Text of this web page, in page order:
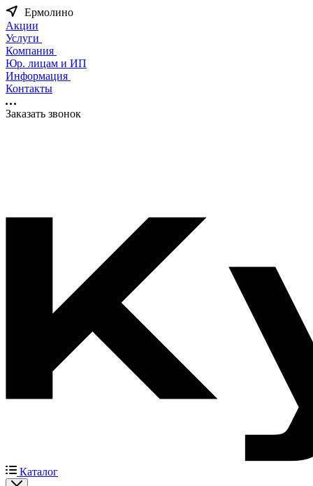
Ермолино
Акции
Услуги
Компания
Юр. лицам и ИП
Информация
Контакты
Заказать звонок
Каталог